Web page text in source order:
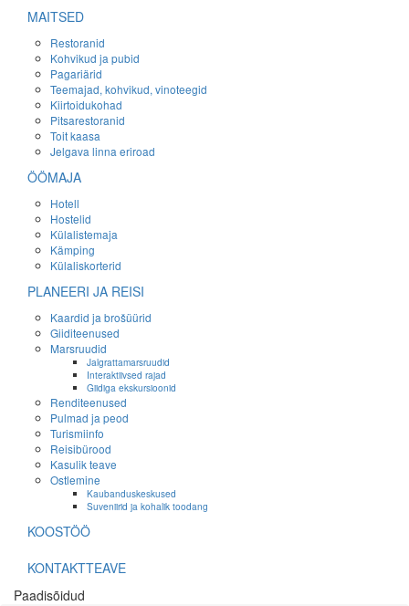
MAITSED
Restoranid
Kohvikud ja pubid
Pagariärid
Teemajad, kohvikud, vinoteegid
Kiirtoidukohad
Pitsarestoranid
Toit kaasa
Jelgava linna eriroad
ÖÖMAJA
Hotell
Hostelid
Külalistemaja
Kämping
Külaliskorterid
PLANEERI JA REISI
Kaardid ja brošüürid
Giiditeenused
Marsruudid
Jalgrattamarsruudid
Interaktiivsed rajad
Giidiga ekskursioonid
Renditeenused
Pulmad ja peod
Turismiinfo
Reisibürood
Kasulik teave
Ostlemine
Kaubanduskeskused
Suveniirid ja kohalik toodang
KOOSTÖÖ
KONTAKTTEAVE
Paadisõidud